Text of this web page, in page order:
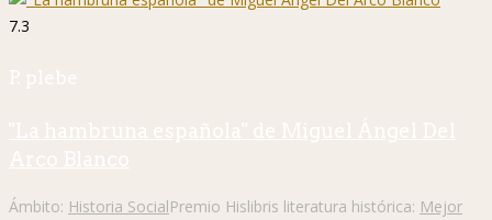
7.3
P. plebe
"La hambruna española" de Miguel Ángel Del
Arco Blanco
Ámbito: Historia SocialPremio Hislibris literatura histórica: Mejor